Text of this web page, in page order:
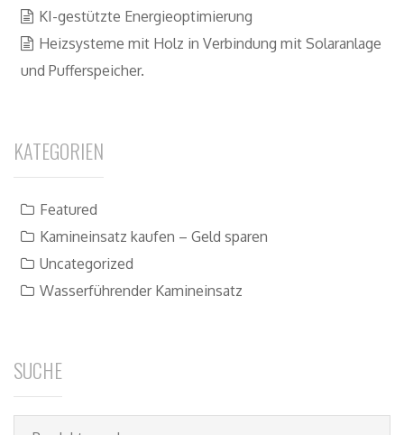
KI-gestützte Energieoptimierung
Heizsysteme mit Holz in Verbindung mit Solaranlage
und Pufferspeicher.
KATEGORIEN
Featured
Kamineinsatz kaufen – Geld sparen
Uncategorized
Wasserführender Kamineinsatz
SUCHE